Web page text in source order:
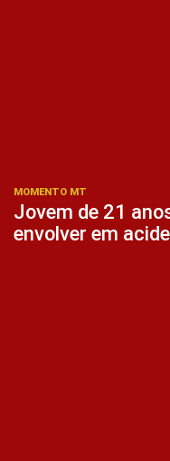
MOMENTO MT
Jovem de 21
envolver em